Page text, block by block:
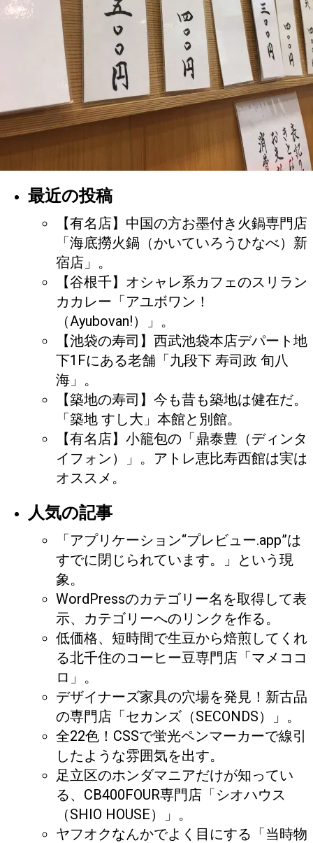
最近の投稿
【有名店】中国の方お墨付き火鍋専門店
「海底撈火鍋（かいていろうひなべ）新
宿店」。
【谷根千】オシャレ系カフェのスリラン
カカレー「アユボワン！
（Ayubovan!）」。
【池袋の寿司】西武池袋本店デパート地
下1Fにある老舗「九段下 寿司政 旬八
海」。
【築地の寿司】今も昔も築地は健在だ。
「築地 すし大」本館と別館。
【有名店】小籠包の「鼎泰豊（ディンタ
イフォン）」。アトレ恵比寿西館は実は
オススメ。
人気の記事
「アプリケーション“プレビュー.app”は
すでに閉じられています。」という現
象。
WordPressのカテゴリー名を取得して表
示、カテゴリーへのリンクを作る。
低価格、短時間で生豆から焙煎してくれ
る北千住のコーヒー豆専門店「マメココ
ロ」。
デザイナーズ家具の穴場を発見！新古品
の専門店「セカンズ（SECONDS）」。
全22色！CSSで蛍光ペンマーカーで線引
したような雰囲気を出す。
足立区のホンダマニアだけが知ってい
る、CB400FOUR専門店「シオハウス
（SHIO HOUSE）」。
ヤフオクなんかでよく目にする「当時物